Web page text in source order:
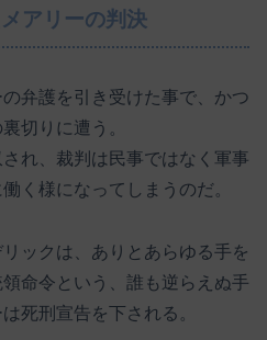
アリーの判決
弁護を引き受けた事で、かつ
切りに遭う。
れ、裁判は民事ではなく軍事
く様になってしまうのだ。
ックは、ありとあらゆる手を
命令という、誰も逆らえぬ手
死刑宣告を下される。